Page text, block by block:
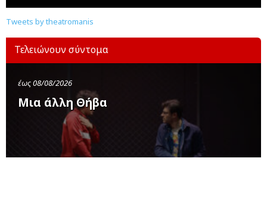
Tweets by theatromanis
Τελειώνουν σύντομα
έως 08/08/2026
Μια άλλη Θήβα